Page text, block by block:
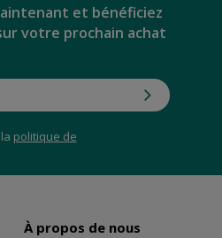
et bénéficiez
votre prochain achat
politique de
À propos de nous